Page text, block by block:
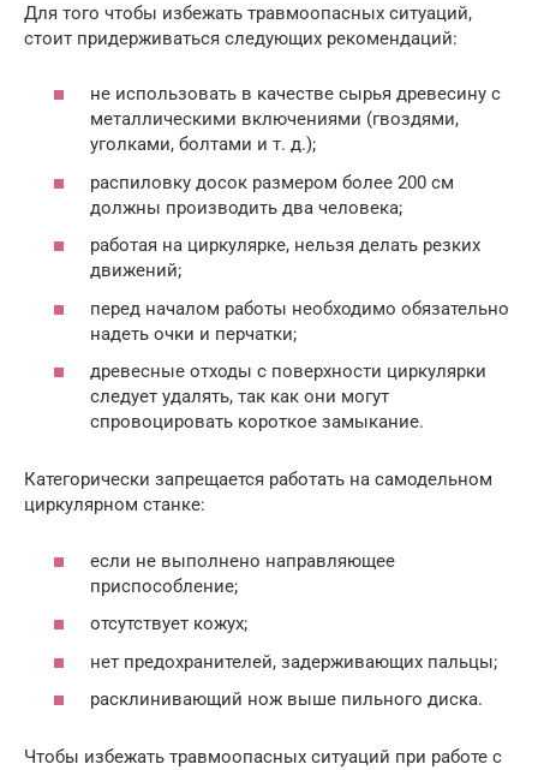
Для того чтобы избежать травмоопасных ситуаций,
стоит придерживаться следующих рекомендаций:
не использовать в качестве сырья древесину с
металлическими включениями (гвоздями,
уголками, болтами и т. д.);
распиловку досок размером более 200 см
должны производить два человека;
работая на циркулярке, нельзя делать резких
движений;
перед началом работы необходимо обязательно
надеть очки и перчатки;
древесные отходы с поверхности циркулярки
следует удалять, так как они могут
спровоцировать короткое замыкание.
Категорически запрещается работать на самодельном
циркулярном станке:
если не выполнено направляющее
приспособление;
отсутствует кожух;
нет предохранителей, задерживающих пальцы;
расклинивающий нож выше пильного диска.
Чтобы избежать травмоопасных ситуаций при работе с